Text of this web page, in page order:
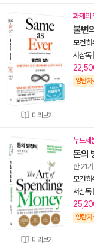
미리보기
화제의
불변
모건 하
서삼독|
양탄자
미리보기
누드제
돈의
한 21
모건 하
서삼독|
양탄자